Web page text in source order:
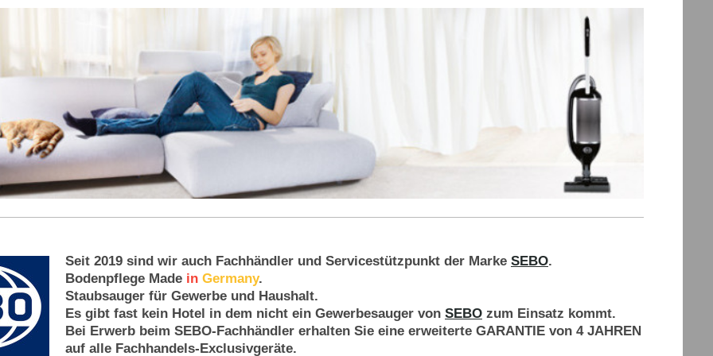
Seit 2019 sind wir auch Fachhändler und Servicestützpunkt der Marke SEBO.
Bodenpflege Made in Germany.
Staubsauger für Gewerbe und Haushalt.
Es gibt fast kein Hotel in dem nicht ein Gewerbesauger von SEBO zum Einsatz kommt.
Bei Erwerb beim SEBO-Fachhändler erhalten Sie eine erweiterte GARANTIE von 4 JAHREN
auf alle Fachhandels-Exclusivgeräte.